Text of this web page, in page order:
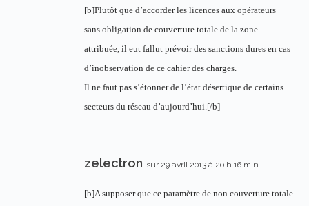
[b]Plutôt que d’accorder les licences aux opérateurs
sans obligation de couverture totale de la zone
attribuée, il eut fallut prévoir des sanctions dures en cas
d’inobservation de ce cahier des charges.
Il ne faut pas s’étonner de l’état désertique de certains
secteurs du réseau d’aujourd’hui.[/b]
zelectron sur 29 avril 2013 à 20 h 16 min
[b]A supposer que ce paramètre de non couverture totale